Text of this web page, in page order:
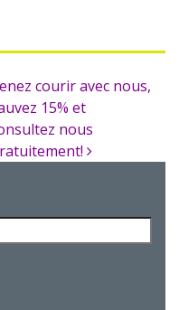
courir avec nous,
15% et
nous